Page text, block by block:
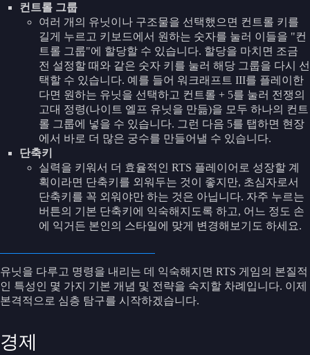
컨트롤 그룹
여러 개의 유닛이나 구조물을 선택했으면 컨트롤 키를
길게 누르고 키보드에서 원하는 숫자를 눌러 이들을 "컨
트롤 그룹"에 할당할 수 있습니다. 할당을 마치면 조금
전 설정할 때와 같은 숫자 키를 눌러 해당 그룹을 다시 선
택할 수 있습니다. 예를 들어 워크래프트 III를 플레이한
다면 원하는 유닛을 선택하고 컨트롤 + 5를 눌러 전쟁의
고대 정령(나이트 엘프 유닛을 만듦)을 모두 하나의 컨트
롤 그룹에 넣을 수 있습니다. 그런 다음 5를 탭하면 현장
에서 바로 더 많은 궁수를 만들어낼 수 있습니다.
단축키
실력을 키워서 더 효율적인 RTS 플레이어로 성장할 계
획이라면 단축키를 외워두는 것이 좋지만, 초심자로서
단축키를 꼭 외워야만 하는 것은 아닙니다. 자주 누르는
버튼의 기본 단축키에 익숙해지도록 하고, 어느 정도 손
에 익거든 본인의 스타일에 맞게 변경해보기도 하세요.
유닛을 다루고 명령을 내리는 데 익숙해지면 RTS 게임의 본질적
인 특성인 몇 가지 기본 개념 및 전략을 숙지할 차례입니다. 이제
본격적으로 심층 탐구를 시작하겠습니다.
경제